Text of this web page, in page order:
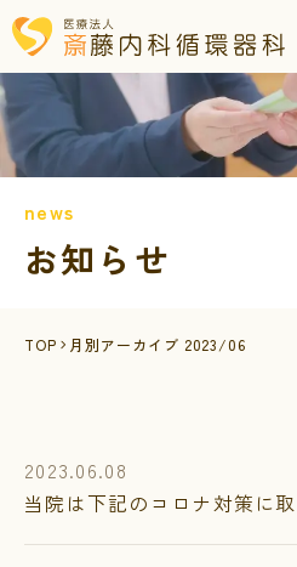
news
お知らせ
TOP 月別アーカイブ 2023/06
2023.06.08
当院は下記のコロナ対策に